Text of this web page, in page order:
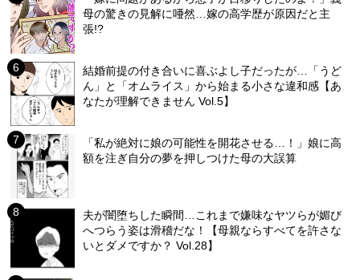
母の驚きの見解に唖然…嫁の高学歴が原因だと主
張!?
結婚前提の付き合いに喜ぶよし子だったが…「うど
ん」と「オムライス」から始まる小さな違和感【あ
なたが理解できません Vol.5】
「私が絶対に娘の可能性を開花させる…！」娘に高
額を注ぎ自分の夢を押しつけた母の大誤算
夫が闇堕ちした瞬間…これまで嫌味なヤツらが媚び
へつらう姿は滑稽だな！【母親ならすべてを許さな
いとダメですか？ Vol.28】